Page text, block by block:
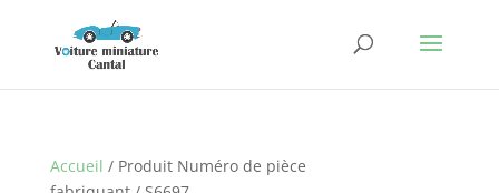
Accueil / Produit Numéro de pièce